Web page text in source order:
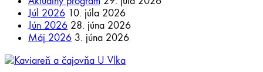
Júl 2026 10. júla 2026
Jún 2026 28. júna 2026
Máj 2026 3. júna 2026